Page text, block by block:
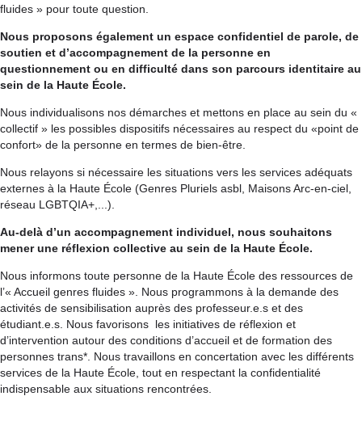
fluides » pour toute question.
Nous proposons également un espace confidentiel de parole, de
soutien et d’accompagnement de la personne en
questionnement ou en difficulté dans son parcours identitaire au
sein de la Haute École.
Nous individualisons nos démarches et mettons en place au sein du «
collectif » les possibles dispositifs nécessaires au respect du «point de
confort» de la personne en termes de bien-être.
Nous relayons si nécessaire les situations vers les services adéquats
externes à la Haute École (Genres Pluriels asbl, Maisons Arc-en-ciel,
réseau LGBTQIA+,...).
Au-delà d’un accompagnement individuel, nous souhaitons
mener une réflexion collective au sein de la Haute École.
Nous informons toute personne de la Haute École des ressources de
l’« Accueil genres fluides ». Nous programmons à la demande des
activités de sensibilisation auprès des professeur.e.s et des
étudiant.e.s. Nous favorisons les initiatives de réflexion et
d’intervention autour des conditions d’accueil et de formation des
personnes trans*. Nous travaillons en concertation avec les différents
services de la Haute École, tout en respectant la confidentialité
indispensable aux situations rencontrées.